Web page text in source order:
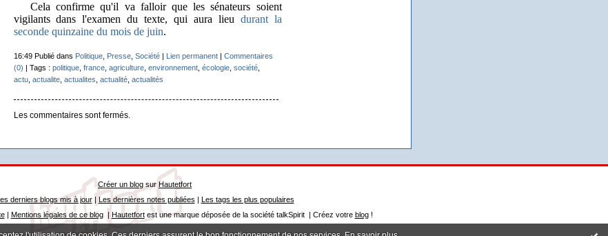
Cela confirme qu'il va falloir que les sénateurs soient
vigilants dans l'examen du texte, qui aura lieu durant la
seconde quinzaine du mois de juin.
16:49 Publié dans Politique, Presse, Société| Lien permanent| Commentaires
(0) | Tags : politique, france, agriculture, environnement, écologie, société,
actu, actualite, actualites actualité, actualités
Les commentaires sont fermés.
Créer un blog surHautetfort
derniers blogs mis à jour| Les dernières notes publiées | Les tags les plus populaires
| Mentions légales de ce blog| Hautetfortest une marque déposée de la société talkSpirit | Créez votre blog!